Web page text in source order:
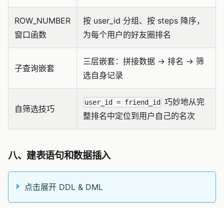
ROW_NUMBER
窗口函数
按 user_id 分组、按 steps 降序，
为每个用户的好友圈排名
子查询嵌套
三层嵌套：拼接数据 → 排名 → 筛
选自身记录
自筛选技巧
user_id = friend_id
巧妙地从完
整排名中定位到用户自己的名次
八、建表语句和数据插入
点击展开 DDL & DML